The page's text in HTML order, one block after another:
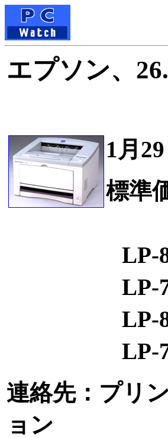
エプソン、
1月
標準
LP-
LP-
LP-
LP-
連絡先：プリ
ョン